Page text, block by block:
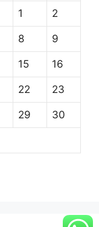
1 2
8 9
15 16
22 23
29 30